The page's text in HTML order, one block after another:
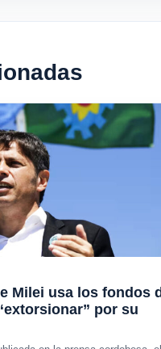
Milei usa los fondos
por su